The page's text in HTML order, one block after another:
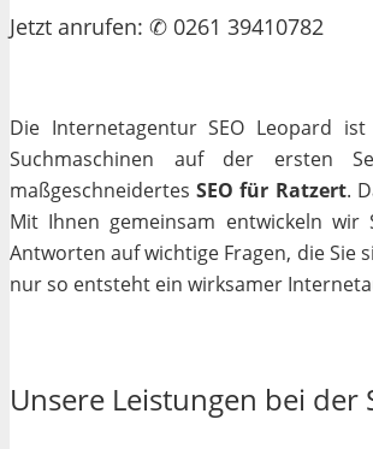
Jetzt anrufen: ✆ 0261 39410782
Die Internetagentur SEO Leopard
Suchmaschinen auf der ersten
maßgeschneidertesSEO für Ratzert.
Mit Ihnen gemeinsam entwickeln
Antworten auf wichtige Fragen, die Sie
nur so entsteht ein wirksamer
Unsere Leistungen bei